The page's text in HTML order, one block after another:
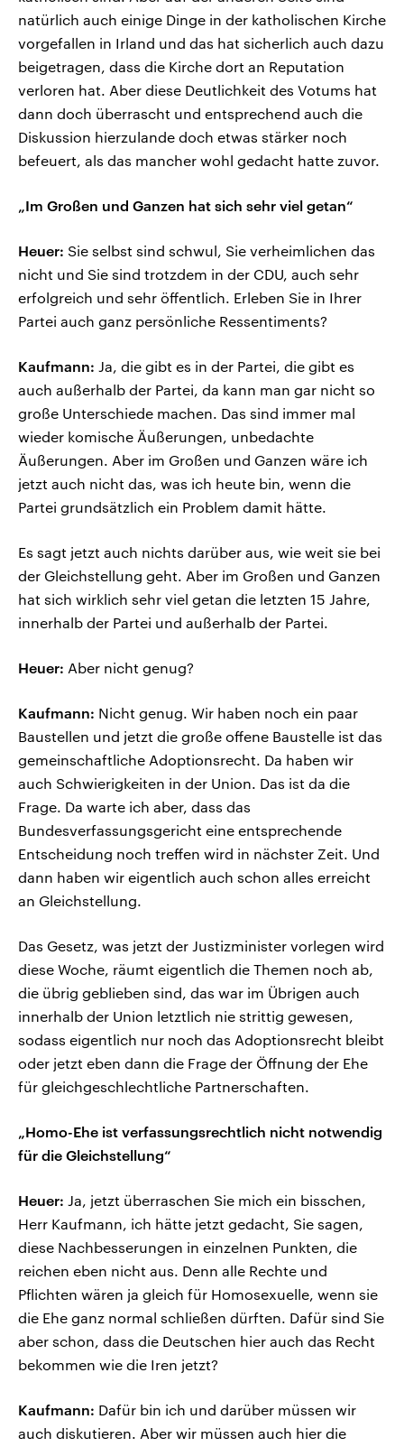
natürlich auch einige Dinge in der katholischen Kirche
vorgefallen in Irland und das hat sicherlich auch dazu
beigetragen, dass die Kirche dort an Reputation
verloren hat. Aber diese Deutlichkeit des Votums hat
dann doch überrascht und entsprechend auch die
Diskussion hierzulande doch etwas stärker noch
befeuert, als das mancher wohl gedacht hatte zuvor.
„Im Großen und Ganzen hat sich sehr viel getan“
Heuer: Sie selbst sind schwul, Sie verheimlichen das
nicht und Sie sind trotzdem in der CDU, auch sehr
erfolgreich und sehr öffentlich. Erleben Sie in Ihrer
Partei auch ganz persönliche Ressentiments?
Kaufmann: Ja, die gibt es in der Partei, die gibt es
auch außerhalb der Partei, da kann man gar nicht so
große Unterschiede machen. Das sind immer mal
wieder komische Äußerungen, unbedachte
Äußerungen. Aber im Großen und Ganzen wäre ich
jetzt auch nicht das, was ich heute bin, wenn die
Partei grundsätzlich ein Problem damit hätte.
Es sagt jetzt auch nichts darüber aus, wie weit sie bei
der Gleichstellung geht. Aber im Großen und Ganzen
hat sich wirklich sehr viel getan die letzten 15 Jahre,
innerhalb der Partei und außerhalb der Partei.
Heuer: Aber nicht genug?
Kaufmann: Nicht genug. Wir haben noch ein paar
Baustellen und jetzt die große offene Baustelle ist das
gemeinschaftliche Adoptionsrecht. Da haben wir
auch Schwierigkeiten in der Union. Das ist da die
Frage. Da warte ich aber, dass das
Bundesverfassungsgericht eine entsprechende
Entscheidung noch treffen wird in nächster Zeit. Und
dann haben wir eigentlich auch schon alles erreicht
an Gleichstellung.
Das Gesetz, was jetzt der Justizminister vorlegen wird
diese Woche, räumt eigentlich die Themen noch ab,
die übrig geblieben sind, das war im Übrigen auch
innerhalb der Union letztlich nie strittig gewesen,
sodass eigentlich nur noch das Adoptionsrecht bleibt
oder jetzt eben dann die Frage der Öffnung der Ehe
für gleichgeschlechtliche Partnerschaften.
„Homo-Ehe ist verfassungsrechtlich nicht notwendig
für die Gleichstellung“
Heuer: Ja, jetzt überraschen Sie mich ein bisschen,
Herr Kaufmann, ich hätte jetzt gedacht, Sie sagen,
diese Nachbesserungen in einzelnen Punkten, die
reichen eben nicht aus. Denn alle Rechte und
Pflichten wären ja gleich für Homosexuelle, wenn sie
die Ehe ganz normal schließen dürften. Dafür sind Sie
aber schon, dass die Deutschen hier auch das Recht
bekommen wie die Iren jetzt?
Kaufmann: Dafür bin ich und darüber müssen wir
auch diskutieren. Aber wir müssen auch hier die